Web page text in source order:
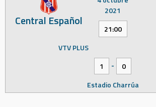
Central Español
2021
21:00
VTV PLUS
1
-
0
Estadio Charrúa